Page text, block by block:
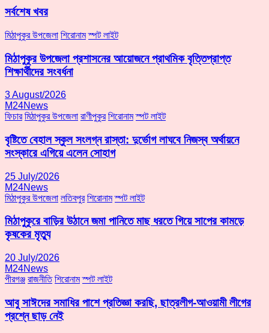
সর্বশেষ খবর
মিঠাপুকুর উপজেলা শিরোনাম স্পট লাইট
মিঠাপুকুর উপজেলা প্রশাসনের আয়োজনে প্রাথমিক বৃত্তিপ্রাপ্ত
শিক্ষার্থীদের সংবর্ধনা
3 August/2026
M24News
ফিচার মিঠাপুকুর উপজেলা রাণীপুকুর শিরোনাম স্পট লাইট
বৃষ্টিতে বেহাল স্কুল সংলগ্ন রাস্তা: দুর্ভোগ লাঘবে নিজস্ব অর্থায়নে
সংস্কারে এগিয়ে এলেন সোহাগ
25 July/2026
M24News
মিঠাপুকুর উপজেলা লতিবপুর শিরোনাম স্পট লাইট
মিঠাপুকুরে বাড়ির উঠানে জমা পানিতে মাছ ধরতে গিয়ে সাপের কামড়ে
কৃষকের মৃত্যু
20 July/2026
M24News
পীরগঞ্জ রাজনীতি শিরোনাম স্পট লাইট
আবু সাঈদের সমাধির পাশে প্রতিজ্ঞা করছি, ছাত্রলীগ-আওয়ামী লীগের
প্রশ্নে ছাড় নেই